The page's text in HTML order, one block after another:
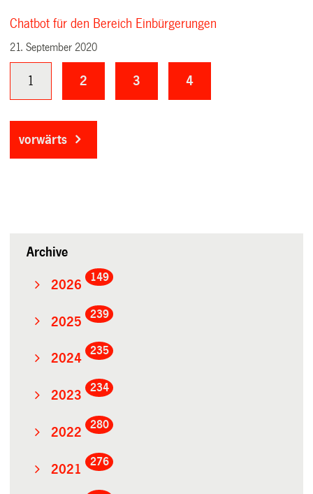
Chatbot für den Bereich Einbürgerungen
21. September 2020
1 2 3 4
vorwärts
Archive
2026
149
2025
239
2024
235
2023
234
2022
280
2021
276